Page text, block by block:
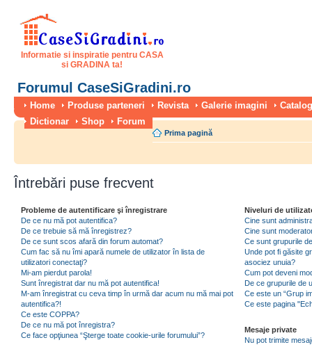
Informatie si inspiratie pentru CASA
si GRADINA ta!
Forumul CaseSiGradini.ro
Home Produse parteneri Revista Galerie imagini
Dictionar
Shop Forum
Prima pagină
Întrebări puse frecvent
Probleme de autentificare şi înregistrare
De ce nu mă pot autentifica?
De ce trebuie să mă înregistrez?
De ce sunt scos afară din forum automat?
Cum fac să nu îmi apară numele de utilizator în lista de
utilizatori conectaţi?
Mi-am pierdut parola!
Sunt înregistrat dar nu mă pot autentifica!
M-am înregistrat cu ceva timp în urmă dar acum nu mă mai pot
autentifica?!
Ce este COPPA?
De ce nu mă pot înregistra?
Ce face opţiunea “Şterge toate cookie-urile forumului”?
Niveluri de
Cine sunt
Cine sunt
Ce sunt grupurile
Unde pot fi găsite
asociez unuia?
Cum pot deveni
De ce grupurile de
Ce este un “Grup
Ce este pagina
Mesaje private
Nu pot trimite